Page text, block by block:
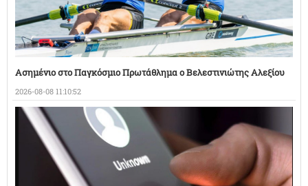
Ασημένιο στο Παγκόσμιο Πρωτάθλημα ο Βελεστινιώτης Αλεξίου
2026-08-08 11:10:52